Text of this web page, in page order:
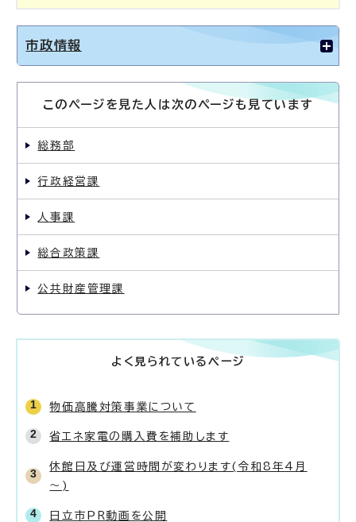
市政情報
このページを見た人は次のページも見ています
総務部
行政経営課
人事課
総合政策課
公共財産管理課
よく見られているページ
物価高騰対策事業について
省エネ家電の購入費を補助します
休館日及び運営時間が変わります(令和8年4月
～)
日立市PR動画を公開